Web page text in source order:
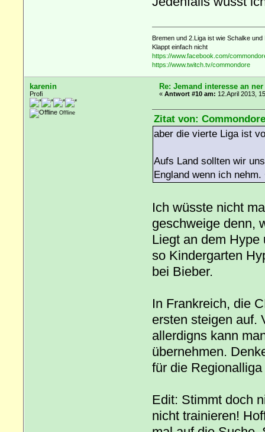
Bremen und 2.Liga ist wie Schalke
Klappt einfach nicht
https://www.facebook.com/
https://www.twitch.tv/commondore
karenin
Profi
Offline
Re: Jemand interesse an
«Antwort #10 am: 12.April 2013,
Zitat von:
aber die vierte Liga ist
Aufs Land sollten wir
England wenn ich
Ich wüsste nicht
geschweige denn,
Liegt an dem
so Kindergarten
bei Bieber.
In Frankreich, die
ersten steigen auf.
allerdigns kann
übernehmen.
für die
Edit: Stimmt doch
nicht trainieren!